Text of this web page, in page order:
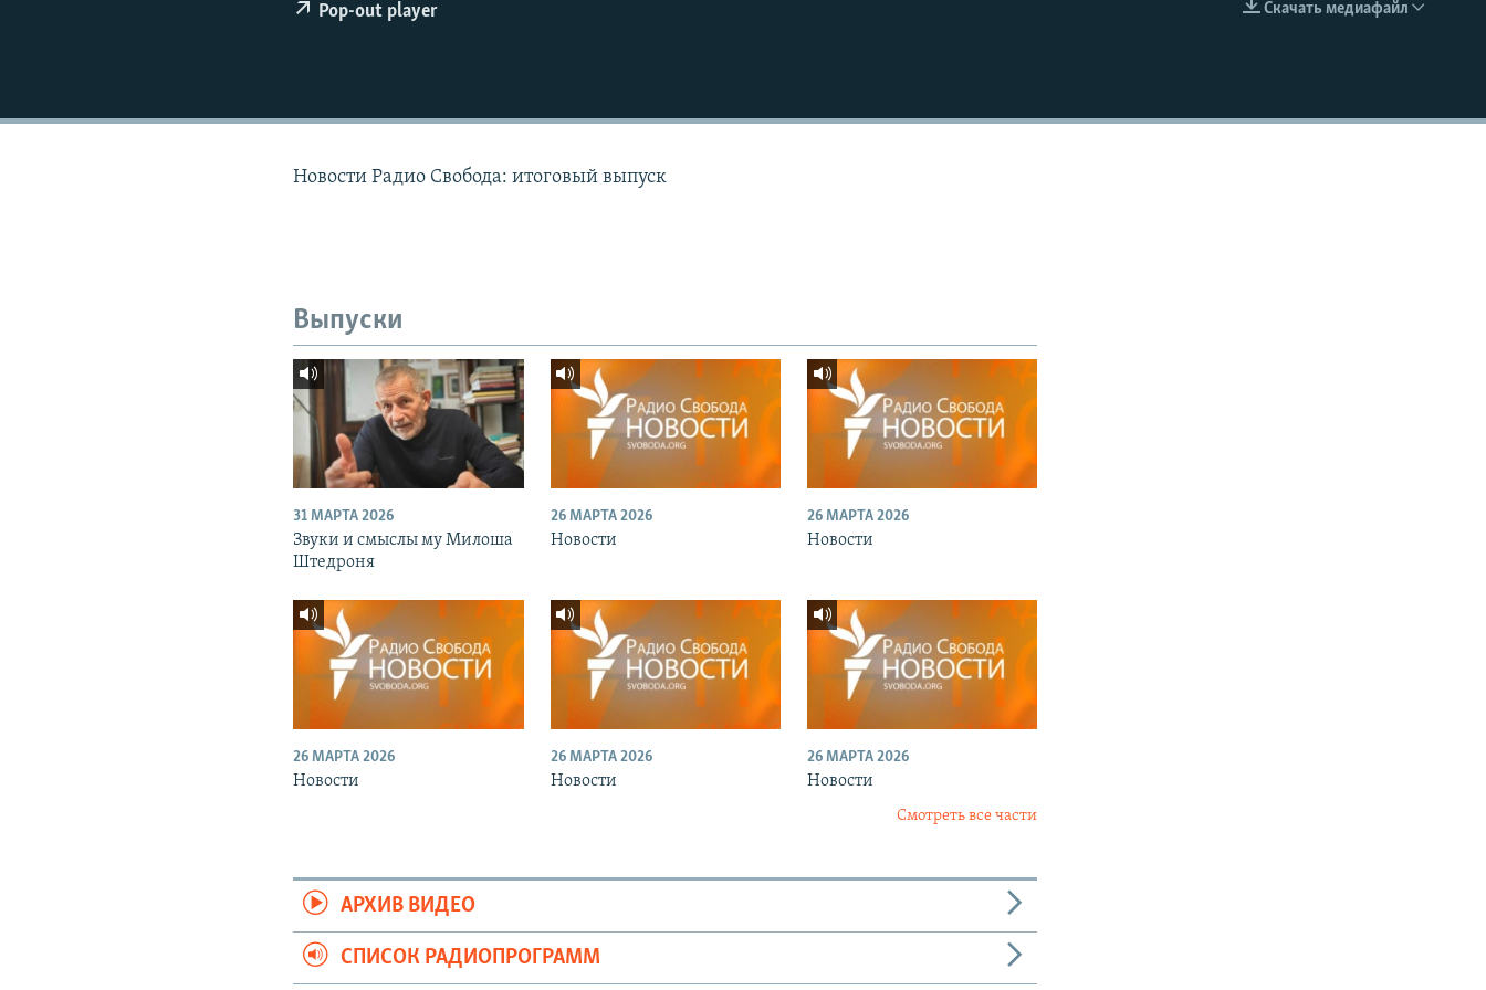
EMBED
Скачать медиафайл
Pop-out player
Новости Радио Свобода: итоговый выпуск
Выпуски
31 МАРТА 2026
Звуки и смыслы му Милоша
Штедроня
26 МАРТА 2026
Новости
26 МАРТА 2026
Новости
26 МАРТА 2026
Новости
26 МАРТА 2026
Новости
26 МАРТА 2026
Новости
Смотреть все части
АРХИВ ВИДЕО
СПИСОК РАДИОПРОГРАММ